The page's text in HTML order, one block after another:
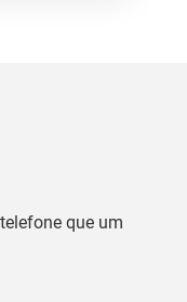
que um